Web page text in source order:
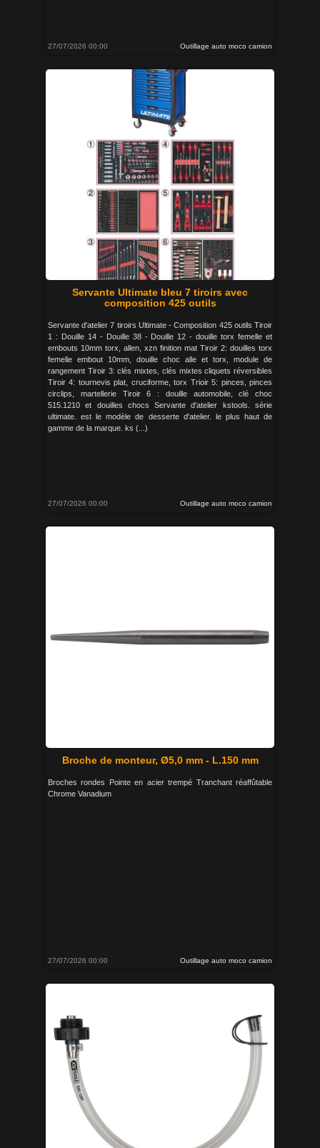
27/07/2026 00:00 Outillage auto moco camion
Servante Ultimate bleu 7 tiroirs avec
composition 425 outils
Servante d'atelier 7 tiroirs Ultimate - Composition 425 outils Tiroir
1 : Douille 14 - Douille 38 - Douille 12 - douille torx femelle et
embouts 10mm torx, allen, xzn finition mat Tiroir 2: douilles torx
femelle embout 10mm, douille choc alle et torx, module de
rangement Tiroir 3: clés mixtes, clés mixtes cliquets réversibles
Tiroir 4: tournevis plat, cruciforme, torx Trioir 5: pinces, pinces
circlips, martellerie Tiroir 6 : douille automobile, clé choc
515.1210 et douilles chocs Servante d'atelier kstools. série
ultimate. est le modèle de desserte d'atelier. le plus haut de
gamme de la marque. ks (...)
27/07/2026 00:00 Outillage auto moco camion
Broche de monteur, Ø5,0 mm - L.150 mm
Broches rondes Pointe en acier trempé Tranchant réaffûtable
Chrome Vanadium
27/07/2026 00:00 Outillage auto moco camion